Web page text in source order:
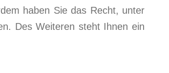
haben Sie das Recht, unter
Des Weiteren steht Ihnen ein